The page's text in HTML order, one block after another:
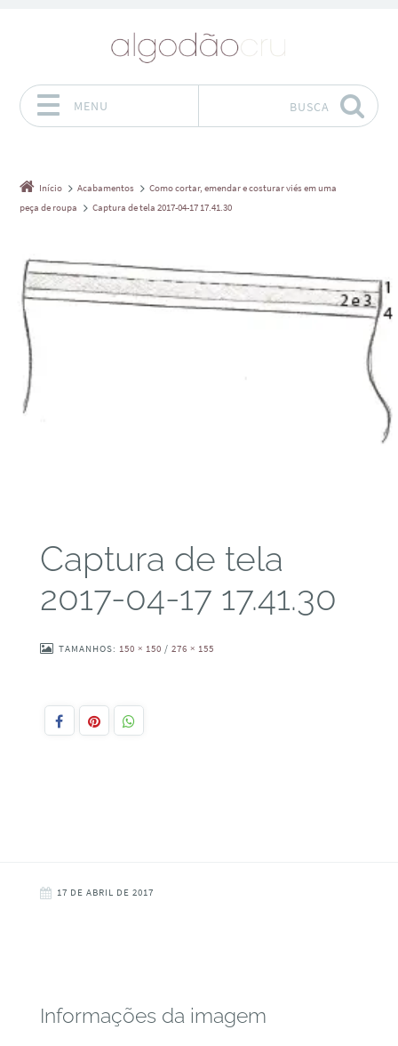
MENU BUSCA
Início Acabamentos
Como cortar, emendar e costurar viés em uma
peça de roupa
Captura de tela 2017-04-17 17.41.30
Captura de tela
2017-04-17 17.41.30
TAMANHOS: 150 × 150 / 276 × 155
17 DE ABRIL DE 2017
Informações da imagem